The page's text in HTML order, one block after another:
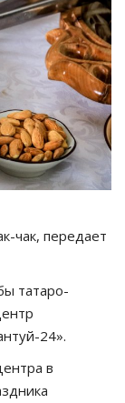
чак, передает
татаро-
24».
в